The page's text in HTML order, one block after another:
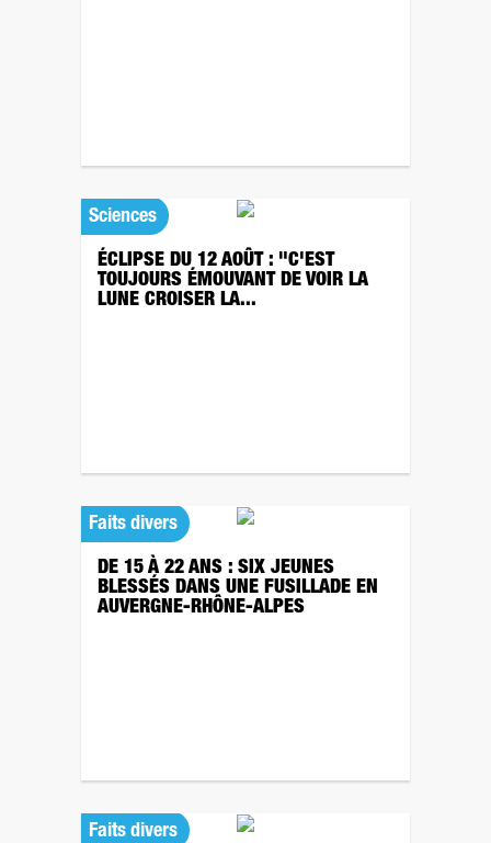
Sciences
ÉCLIPSE DU 12 AOÛT : "C'EST
TOUJOURS ÉMOUVANT DE VOIR LA
LUNE CROISER LA...
Faits divers
DE 15 À 22 ANS : SIX JEUNES
BLESSÉS DANS UNE FUSILLADE EN
AUVERGNE-RHÔNE-ALPES
Faits divers